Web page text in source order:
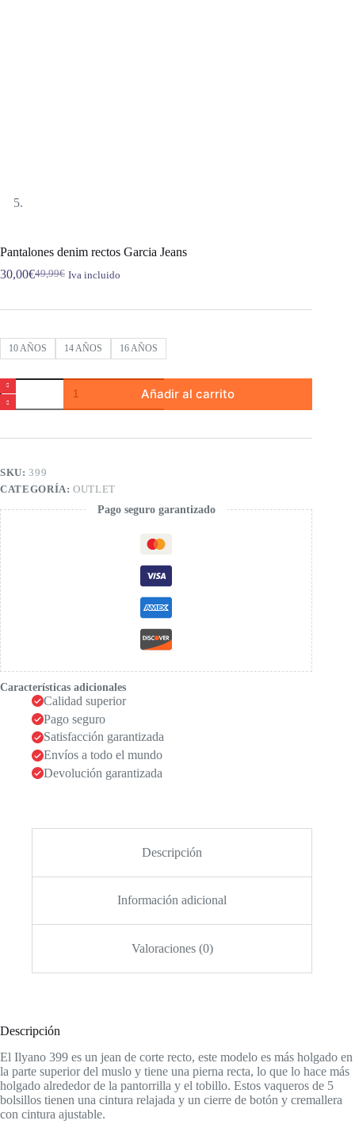
Pantalones denim rectos Garcia Jeans
49,99€
El
original
49,99€.
30,00€El
actual
30,00€.
Iva incluido
10 AÑOS 14 AÑOS 16 AÑOS
Pantalones
denim
rectos
Jeans
Añadir al carrito
SKU:399
CATEGORÍA:OUTLET
Pago seguro garantizado
Características adicionales
Calidad superior
Pago seguro
Satisfacción garantizada
Envíos a todo el mundo
Devolución garantizada
Descripción
Información adicional
Valoraciones (0)
Descripción
El Ilyano 399 es un jean de corte recto, este modelo es más holgado en
la parte superior del muslo y tiene una pierna recta, lo que lo hace más
holgado alrededor de la pantorrilla y el tobillo. Estos vaqueros de 5
bolsillos tienen una cintura relajada y un cierre de botón y cremallera
con cintura ajustable.